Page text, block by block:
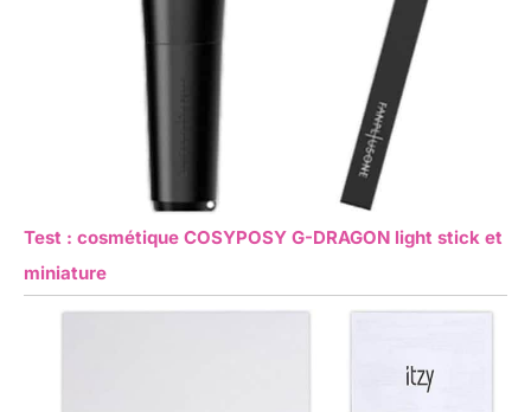
Test : cosmétique COSYPOSY G-DRAGON light stick et
miniature